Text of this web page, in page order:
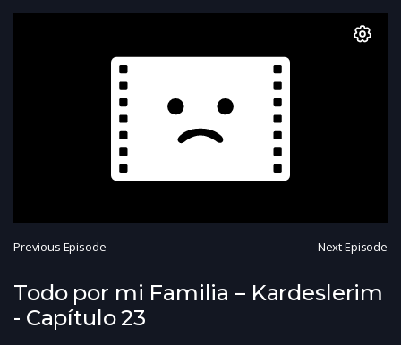
Previous Episode Next Episode
Todo por mi Familia – Kardeslerim
- Capítulo 23